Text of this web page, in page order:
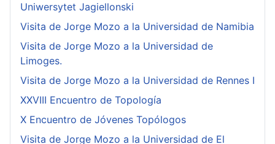
Uniwersytet Jagiellonski
Visita de Jorge Mozo a la Universidad de Namibia
Visita de Jorge Mozo a la Universidad de
Limoges.
Visita de Jorge Mozo a la Universidad de Rennes I
XXVIII Encuentro de Topología
X Encuentro de Jóvenes Topólogos
Visita de Jorge Mozo a la Universidad de El